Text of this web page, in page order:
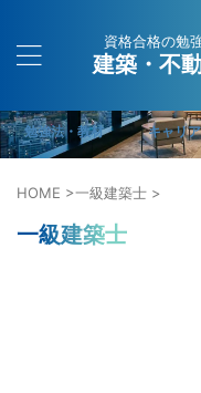
資格合格の勉
建築・不
勉強法・教材 キャリ
HOME >一級建築士 >
一級建築士